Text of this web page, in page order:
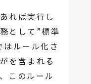
れば実行し
として”標準
ルール化さ
を含まれる
このルール